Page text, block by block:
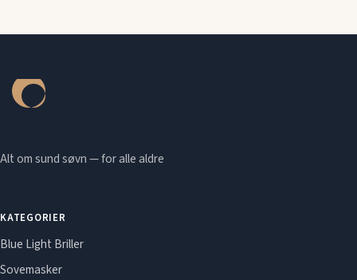
Alt om sund søvn — for alle aldre
KATEGORIER
Blue Light Briller
Sovemasker